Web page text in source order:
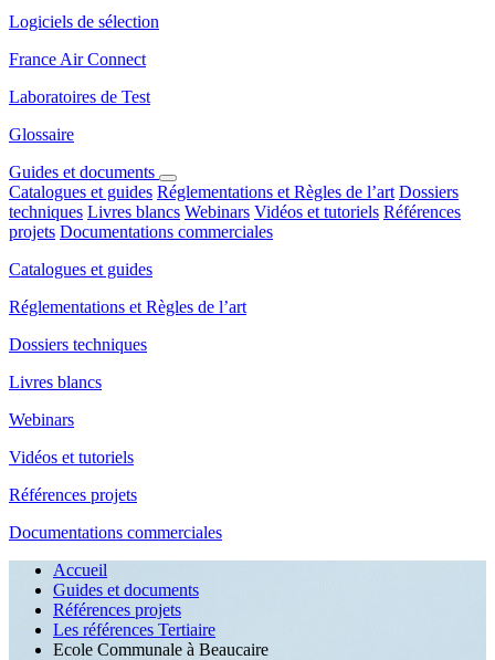
Logiciels de sélection
France Air Connect
Laboratoires de Test
Glossaire
Guides et documents
Catalogues et guides Réglementations et Règles de l’art Dossiers
techniques Livres blancs Webinars Vidéos et tutoriels Références
projets Documentations commerciales
Catalogues et guides
Réglementations et Règles de l’art
Dossiers techniques
Livres blancs
Webinars
Vidéos et tutoriels
Références projets
Documentations commerciales
Accueil
Guides et documents
Références projets
Les références Tertiaire
Ecole Communale à Beaucaire